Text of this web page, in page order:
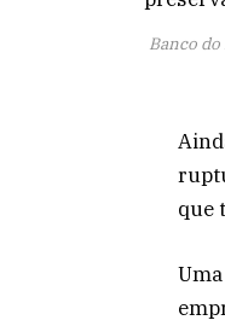
Banco
que